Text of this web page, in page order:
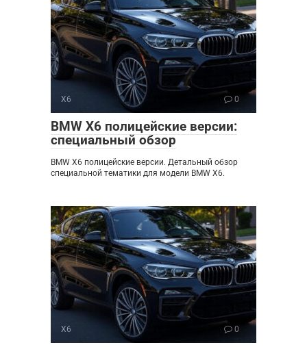
X6 0
BMW X6 полицейские версии:
специальный обзор
BMW X6 полицейские версии. Детальный обзор
специальной тематики для модели BMW X6.
X6 0